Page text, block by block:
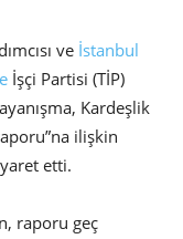
ve İstanbul
İşçi Partisi (TİP)
Kardeşlik
ilişkin
etti.
raporu geç